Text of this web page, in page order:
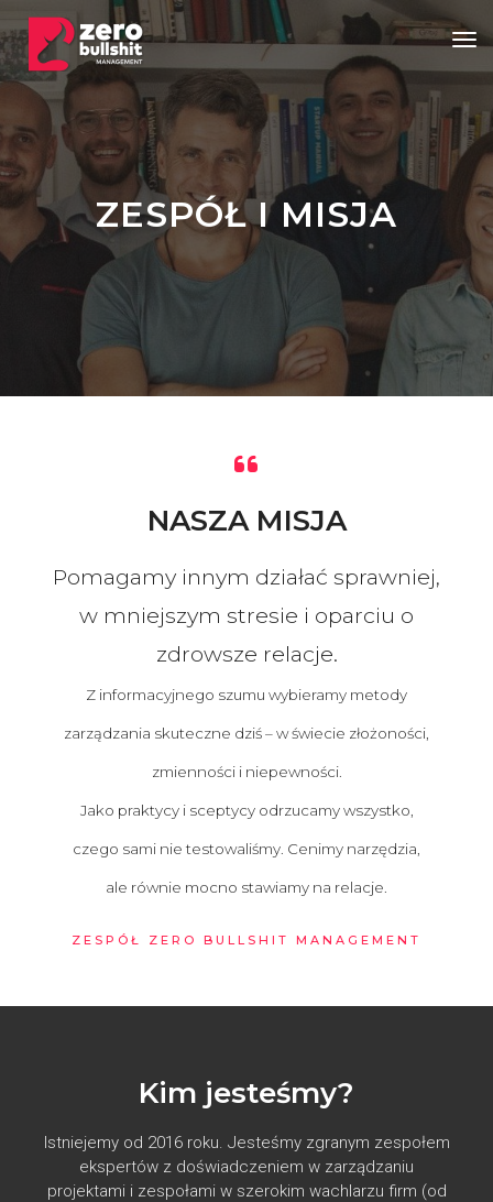
ZESPÓŁ I MISJA
NASZA MISJA
Pomagamy innym działać sprawniej,
w mniejszym stresie i oparciu o
zdrowsze relacje.
Z informacyjnego szumu wybieramy metody
zarządzania skuteczne dziś – w świecie złożoności,
zmienności i niepewności.
Jako praktycy i sceptycy odrzucamy wszystko,
czego sami nie testowaliśmy. Cenimy narzędzia,
ale równie mocno stawiamy na relacje.
ZESPÓŁ ZERO BULLSHIT MANAGEMENT
Kim jesteśmy?
Istniejemy od 2016 roku. Jesteśmy zgranym zespołem
ekspertów z doświadczeniem w zarządzaniu
projektami i zespołami w szerokim wachlarzu firm (od